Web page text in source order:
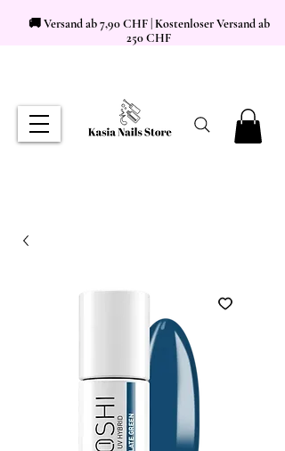
🚚 Versand ab 7,90 CHF | Kostenloser Versand ab
250 CHF